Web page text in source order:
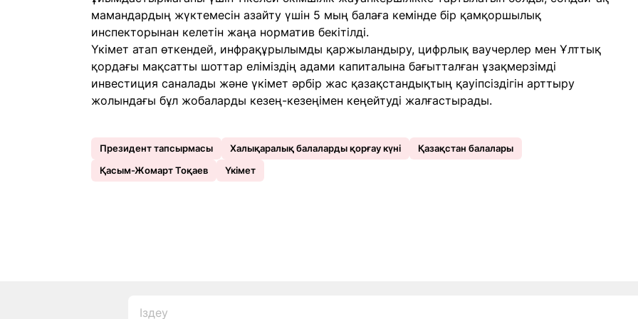
мамандардың жүктемесін азайту үшін 5 мың балаға кемінде бір қамқоршылық
инспекторынан келетін жаңа норматив бекітілді.
Үкімет атап өткендей, инфрақұрылымды қаржыландыру, цифрлық ваучерлер мен Ұлттық
қордағы мақсатты шоттар еліміздің адами капиталына бағытталған ұзақмерзімді
инвестиция саналады және үкімет әрбір жас қазақстандықтың қауіпсіздігін арттыру
жолындағы бұл жобаларды кезең-кезеңімен кеңейтуді жалғастырады.
Президент тапсырмасы Халықаралық балаларды қорғау күні
Қазақстан балалары
Қасым-Жомарт Тоқаев
Үкімет